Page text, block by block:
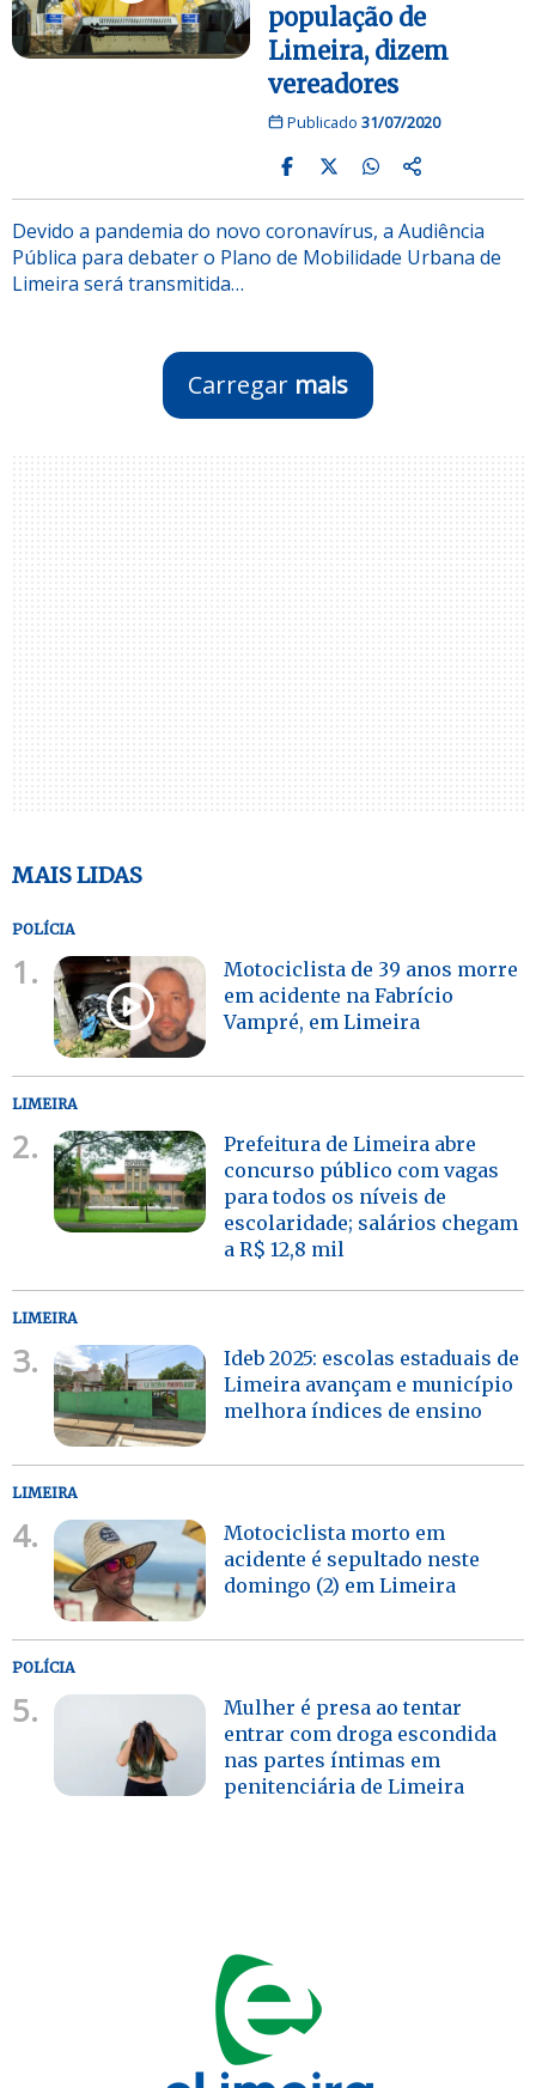
população de
Limeira, dizem
vereadores
Publicado 31/07/2020
Devido a pandemia do novo coronavírus, a Audiência
Pública para debater o Plano de Mobilidade Urbana de
Limeira será transmitida…
Carregar mais
MAIS LIDAS
POLÍCIA
1.
Motociclista de 39 anos morre
em acidente na Fabrício
Vampré, em Limeira
LIMEIRA
2.
Prefeitura de Limeira abre
concurso público com vagas
para todos os níveis de
escolaridade; salários chegam
a R$ 12,8 mil
LIMEIRA
3.
Ideb 2025: escolas estaduais de
Limeira avançam e município
melhora índices de ensino
LIMEIRA
4.
Motociclista morto em
acidente é sepultado neste
domingo (2) em Limeira
POLÍCIA
5.
Mulher é presa ao tentar
entrar com droga escondida
nas partes íntimas em
penitenciária de Limeira